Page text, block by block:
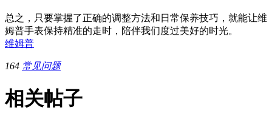
总之，只要掌握了正确的调整方法和日常保养技巧，就能让维
姆普手表保持精准的走时，陪伴我们度过美好的时光。
维姆普
164 常见问题
相关帖子